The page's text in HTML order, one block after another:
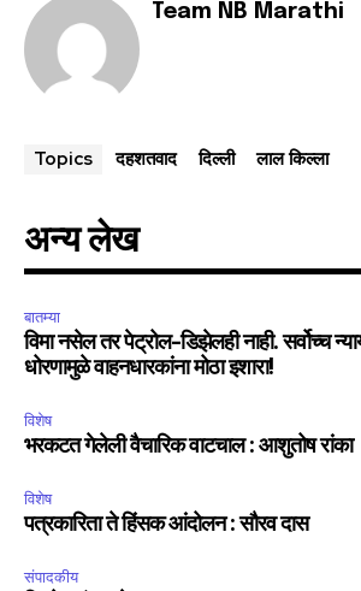
Team NB Marathi
Topics दहशतवाद दिल्ली लाल किल्ला
अन्य लेख
बातम्या
विमा नसेल तर पेट्रोल-डिझेलही नाही. सर्वोच्च
धोरणामुळे वाहनधारकांना मोठा इशारा!
विशेष
भरकटत गेलेली वैचारिक वाटचाल : आशुतोष रांका
विशेष
पत्रकारिता ते हिंसक आंदोलन : सौरव दास
संपादकीय